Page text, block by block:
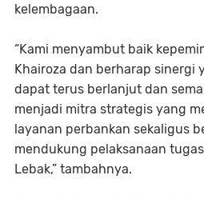
kelembagaan.
“Kami menyambut baik
Khairoza dan berharap sinergi
dapat terus berlanjut dan
menjadi mitra strategis yang
layanan perbankan sekaligus
mendukung pelaksanaan
Lebak,” tambahnya.